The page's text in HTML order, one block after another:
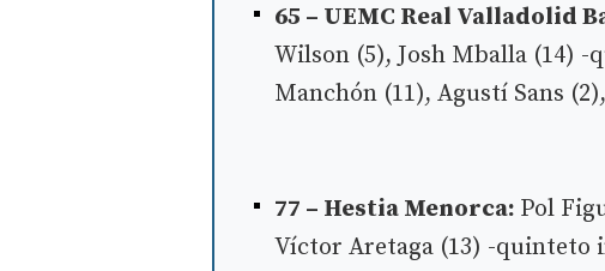
65 – UEMC Real Valladolid
Wilson (5), Josh Mballa (14)
Manchón (11), Agustí Sans
77 – Hestia Menorca: Pol
Víctor Aretaga (13) -quinteto